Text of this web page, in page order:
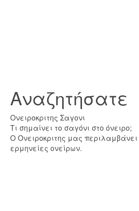
Αναζητήσατε
Ονειροκριτης Σαγονι
Τι σημαίνει το σαγόνι στο όνειρο;
Ο Ονειροκριτης μας περιλαμβάνει
ερμηνείες ονείρων.